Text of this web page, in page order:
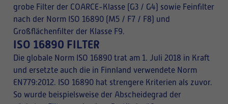
grobe Filter der COARCE-Klasse (G3 / G4) sowie Feinfilter
nach der Norm ISO 16890 (M5 / F7 / F8) und
Großflächenfilter der Klasse F9.
ISO 16890 FILTER
Die globale Norm ISO 16890 trat am 1. Juli 2018 in Kraft
und ersetzte auch die in Finnland verwendete Norm
EN779:2012. ISO 16890 hat strengere Kriterien als zuvor.
So wurde beispielsweise der Abscheidegrad der